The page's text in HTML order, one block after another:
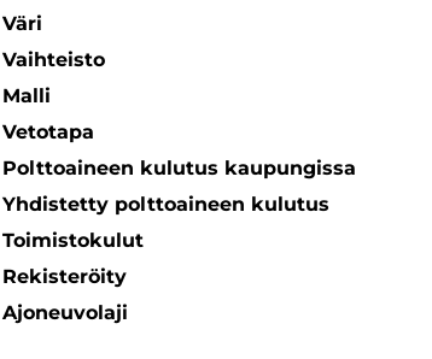
Väri
Vaihteisto
Malli
Vetotapa
Polttoaineen kulutus kaupungissa
Yhdistetty polttoaineen kulutus
Toimistokulut
Rekisteröity
Ajoneuvolaji